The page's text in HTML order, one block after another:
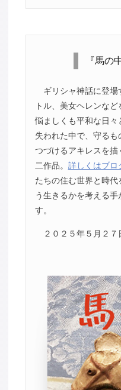
『馬の
ギリシャ神話に登
トル、美女ヘレンな
悩ましくも平和な日々
失われた中で、守るも
つづけるアキレスを
二作品。 詳しくはブロ
たちの住む世界と時
う生きるかを考える
す。
２０２５年５月２７